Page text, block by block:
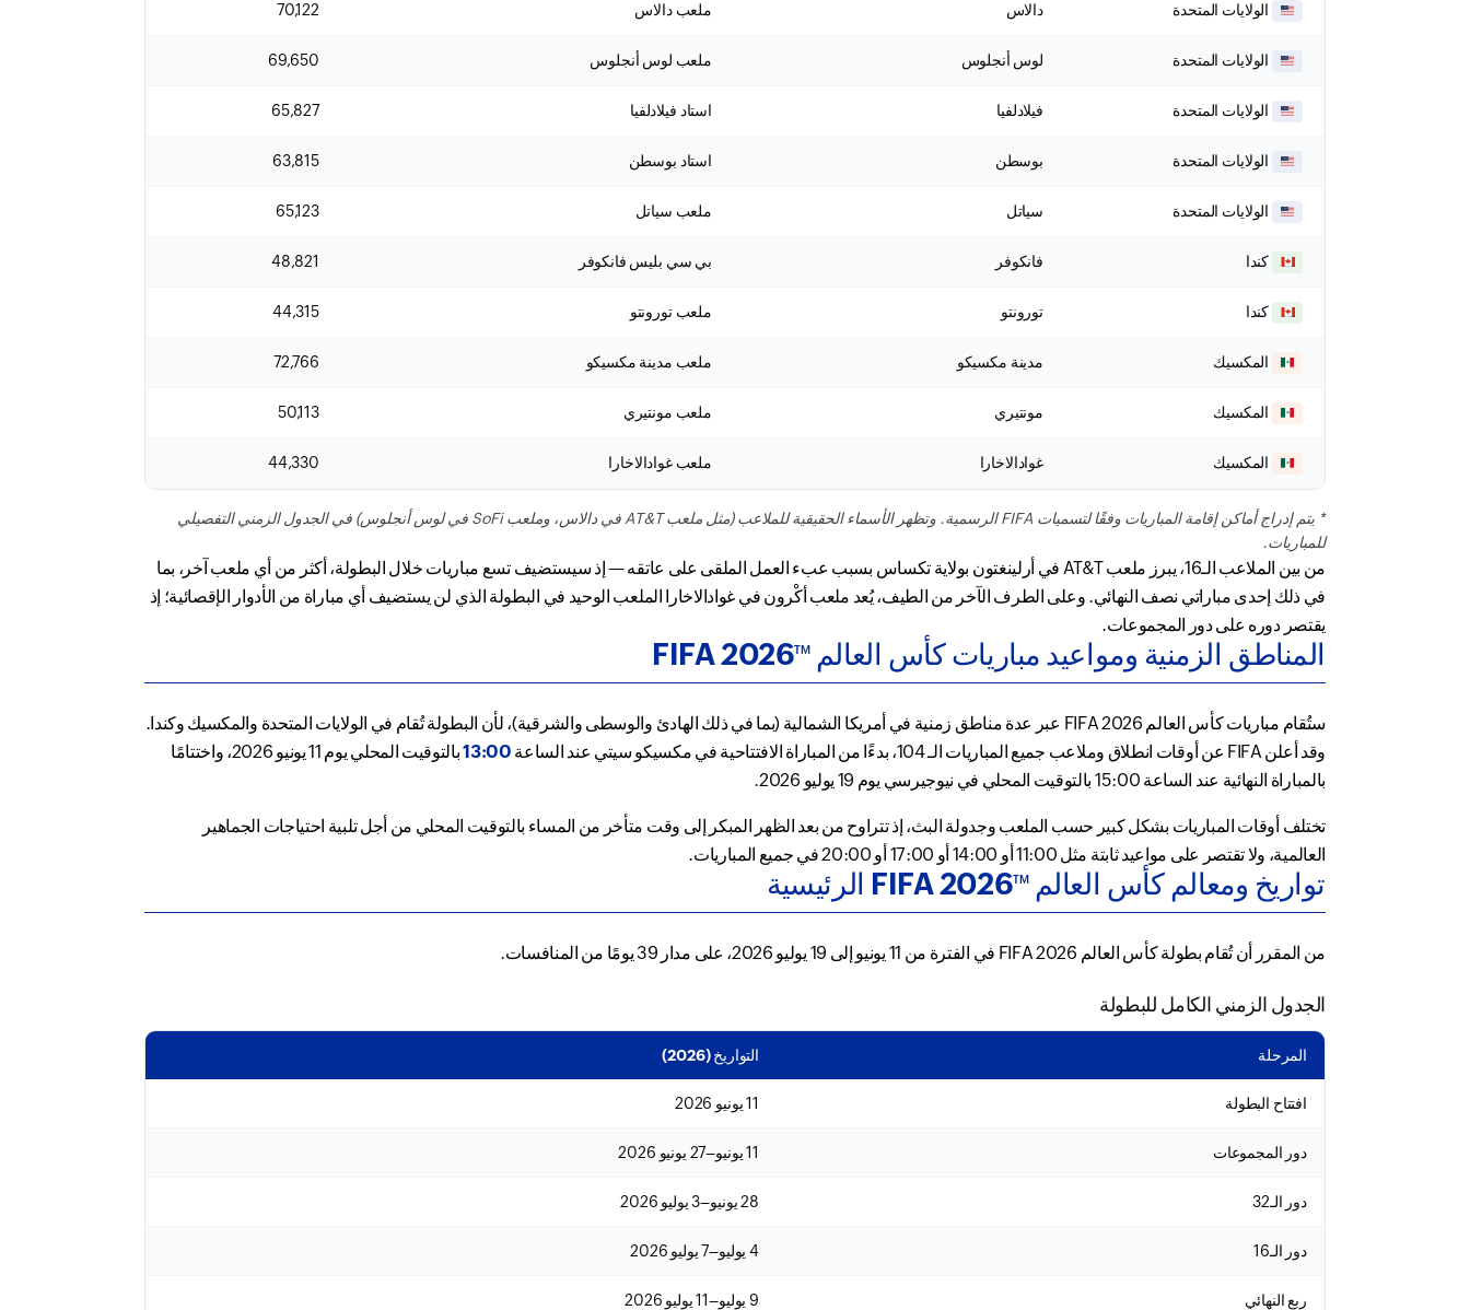
الولايات المتحدة دالاس ملعب دالاس 70,122
الولايات المتحدة لوس أنجلوس ملعب لوس أنجلوس 69,650
الولايات المتحدة فيلادلفيا استاد فيلادلفيا 65,827
الولايات المتحدة بوسطن استاد بوسطن 63,815
الولايات المتحدة سياتل ملعب سياتل 65,123
كندا فانكوفر بي سي بليس فانكوفر 48,821
كندا تورونتو ملعب تورونتو 44,315
المكسيك مدينة مكسيكو ملعب مدينة مكسيكو 72,766
المكسيك مونتيري ملعب مونتيري 50,113
المكسيك غوادالاخارا ملعب غوادالاخارا 44,330
* يتم إدراج أماكن إقامة المباريات وفقًا لتسميات FIFA الرسمية. وتظهر الأسماء الحقيقية للملاعب (مثل ملعب AT&T في دالاس، وملعب SoFi في لوس أنجلوس) في الجدول الزمني التفصيلي
للمباريات.
من بين الملاعب الـ16، يبرز ملعب AT&T في أرلينغتون بولاية تكساس بسبب عبء العمل الملقى على عاتقه — إذ سيستضيف تسع مباريات خلال البطولة، أكثر من أي ملعب آخر، بما
في ذلك إحدى مباراتي نصف النهائي. وعلى الطرف الآخر من الطيف، يُعد ملعب أكْرون في غوادالاخارا الملعب الوحيد في البطولة الذي لن يستضيف أي مباراة من الأدوار الإقصائية؛ إذ
يقتصر دوره على دور المجموعات.
المناطق الزمنية ومواعيد مباريات كأس العالم FIFA 2026TM
ستُقام مباريات كأس العالم FIFA 2026 عبر عدة مناطق زمنية في أمريكا الشمالية (بما في ذلك الهادئ والوسطى والشرقية)، لأن البطولة تُقام في الولايات المتحدة والمكسيك وكندا.
وقد أعلن FIFA عن أوقات انطلاق وملاعب جميع المباريات الـ 104، بدءًا من المباراة الافتتاحية في مكسيكو سيتي عند الساعة
13:00
بالتوقيت المحلي يوم 11 يونيو 2026، واختتامًا
بالمباراة النهائية عند الساعة 15:00 بالتوقيت المحلي في نيوجيرسي يوم 19 يوليو 2026.
تختلف أوقات المباريات بشكل كبير حسب الملعب وجدولة البث، إذ تتراوح من بعد الظهر المبكر إلى وقت متأخر من المساء بالتوقيت المحلي من أجل تلبية احتياجات الجماهير
العالمية، ولا تقتصر على مواعيد ثابتة مثل 11:00 أو 14:00 أو 17:00 أو 20:00 في جميع المباريات.
تواريخ ومعالم كأس العالم FIFA 2026TM الرئيسية
من المقرر أن تُقام بطولة كأس العالم FIFA 2026 في الفترة من 11 يونيو إلى 19 يوليو 2026، على مدار 39 يومًا من المنافسات.
الجدول الزمني الكامل للبطولة
المرحلة التواريخ (2026)
افتتاح البطولة 11 يونيو 2026
دور المجموعات 11 يونيو–27 يونيو 2026
دور الـ32 28 يونيو–3 يوليو 2026
دور الـ16 4 يوليو–7 يوليو 2026
ربع النهائي 9 يوليو–11 يوليو 2026